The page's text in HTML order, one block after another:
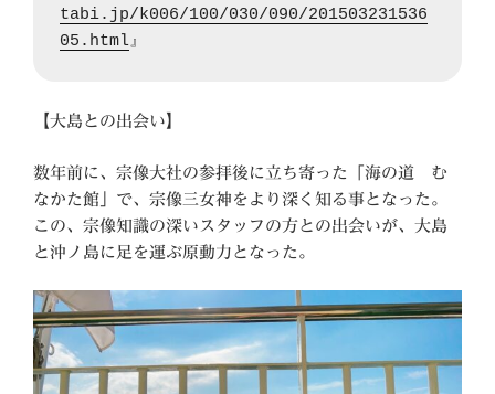
tabi.jp/k006/100/030/090/201503231536
05.html』
【大島との出会い】
数年前に、宗像大社の参拝後に立ち寄った「海の道 む
なかた館」で、宗像三女神をより深く知る事となった。
この、宗像知識の深いスタッフの方との出会いが、大島
と沖ノ島に足を運ぶ原動力となった。